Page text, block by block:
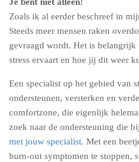
Zoals ik al eerder beschreef in
Steeds meer mensen raken
gevraagd wordt. Het is
stress ervaart en hoe jij dit weer
Een specialist op het gebied van
ondersteunen, versterken en
comfortzone, die eigenlijk
zoek naar de ondersteuning die
met jouw specialist. Met een
burn-out symptomen te stoppen,